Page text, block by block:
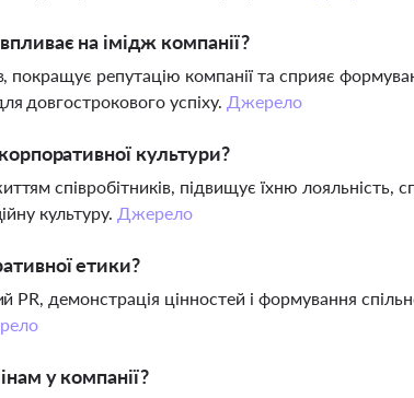
на імідж компанії?
покращує репутацію компанії та сприяє
довгострокового успіху. Джерело
культури?
співробітників, підвищує їхню лояльність,
культуру. Джерело
етики?
PR, демонстрація цінностей і формування
у компанії?